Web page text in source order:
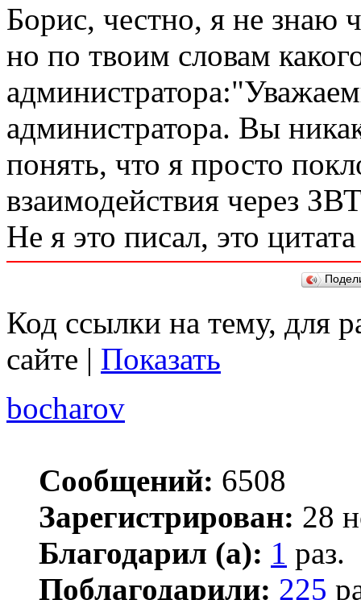
Борис, честно, я не знаю
но по твоим словам
администратора. Вы
понять, что я просто
взаимодействия через
Не я это писал, это
Код ссылки на тему, для
сайте | Показать
bocharov
Сообщений: 6508
Зарегистрирован: 28
Благодарил (а): 1 раз.
Поблагодарили: 225